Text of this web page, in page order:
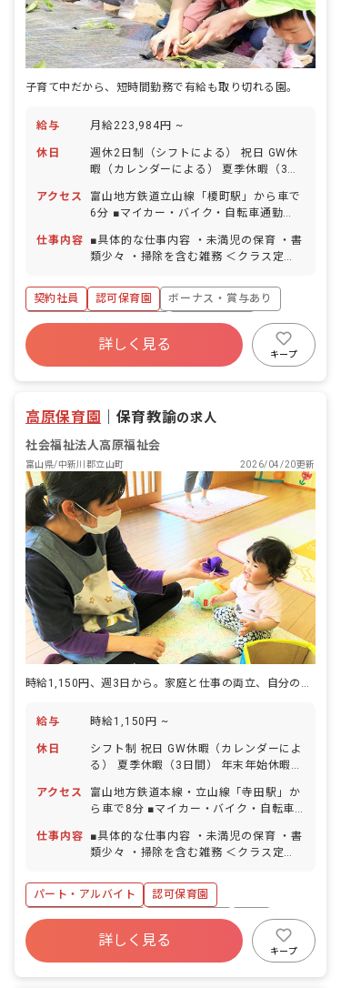
子育て中だから、短時間勤務で有給も取り切れる園。
給与 月給223,984円 ~
休日
週休2日制（シフトによる） 祝日 GW休
暇（カレンダーによる） 夏季休暇（3日
（取得率100％／半日単位での取得可／
5日以上の連休可） 慶弔休暇 産前産後・
育児休暇（取得率・復帰率ともに
100％） 介護・看護休暇 ※年間休日104
取りやすいように配慮しています。予め
取得日を振り分けられていますが、後日
アクセス
富山地方鉄道立山線「榎町駅」から車で
6分 ■マイカー・バイク・自転車通勤
きな川が流れており、周囲を畑に囲まれ
ているので気軽に自然と触れ合うことが
仕事内容
■具体的な仕事内容 ・未満児の保育 ・書
類少々 ・掃除を含む雑務 ＜クラス定員
ラス 12名／職員3名 2歳児クラス 27
名／職員6名 3歳児クラス 25名／職員2
名 4歳児クラス 25名／職員2名 5歳児
クラス 24名／職員2名 ■教育・保育理
念 高原福祉会は、入所する児童の最善の
利益を考慮し、その幸せの増進と、地域
します。 ■モットー 0歳から10歳まで、
ぬくもりの教育・保育で心豊かに・・・
契約社員 認可保育園
ボーナス・賞与あり
寮・住宅・家賃補助あり
社会保険完備
退職金制度
残業少なめ
詳しく見る
キープ
高原保育園 保育教諭の求人
社会福祉法人高原福祉会
富山県/中新川郡立山町 2026/04/20更新
時給1,150円、週3日から。家庭と仕事の両立、自分のペースで。
給与 時給1,150円 ~
休日
シフト制 祝日 GW休暇（カレンダーによ
る） 夏季休暇（3日間） 年末年始休暇
／取得率100％／半日単位での取得可／
5日以上の連休可） 慶弔休暇 産前産後・
育児休暇（取得率・復帰率ともに
100％） 介護・看護休暇
アクセス
富山地方鉄道本線・立山線「寺田駅」か
ら車で8分 ■マイカー・バイク・自転車
に川が流れており、周囲を畑に囲まれて
いるので気軽に自然と触れ合うことがで
仕事内容
■具体的な仕事内容 ・未満児の保育 ・書
類少々 ・掃除を含む雑務 ＜クラス定員
ラス 14名／職員5名 2歳児クラス 17
名／職員6名 3歳児クラス 33名／職員6
名 4歳児クラス 35名／職員3名 5歳児
クラス 33名／職員2名 ■教育・保育理
念 高原福祉会は、入所する児童の最善の
パート・アルバイト
認可保育園
ボーナス・賞与あり
社会保険完備
有給
昇給昇進あり
産休育休制度
詳しく見る
キープ